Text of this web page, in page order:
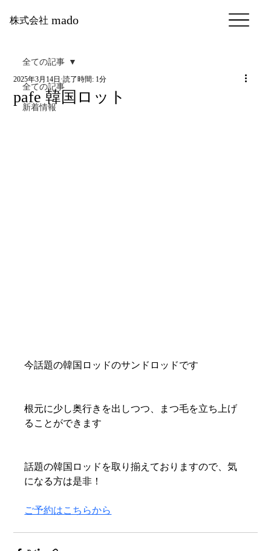
株式会社 mado
全ての記事
新着情報
全ての記事
pafe 韓国ロット
2025年3月14日 読了時間: 1分
今話題の韓国ロッドのサンドロッドです
根元に少し奥行きを出しつつ、まつ毛を立ち上げ
ることができます
話題の韓国ロッドを取り揃えておりますので、気
になる方は是非！
ご予約はこちらから